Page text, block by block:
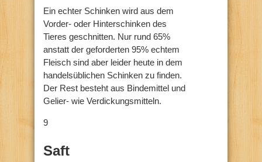
Ein echter Schinken wird aus dem
Vorder- oder Hinterschinken des
Tieres geschnitten. Nur rund 65%
anstatt der geforderten 95% echtem
Fleisch sind aber leider heute in dem
handelsüblichen Schinken zu finden.
Der Rest besteht aus Bindemittel und
Gelier- wie Verdickungsmitteln.
9
Saft